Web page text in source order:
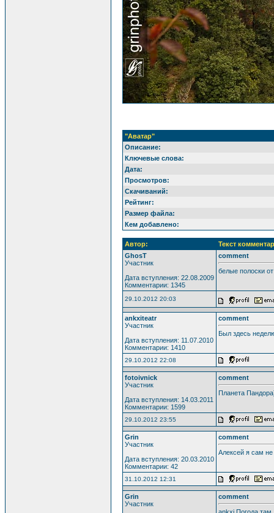
"Аватар"
Описание:
Ключевые слова:
Дата:
Просмотров:
Скачиваний:
Рейтинг:
Размер файла:
Кем добавлено:
Автор:
Текст
GhosT
Участник
Дата вступления: 22.08.2009
Комментарии: 1345
comment
белые полоски
29.10.2012 20:03
ankxiteatr
Участник
Дата вступления: 11.07.2010
Комментарии: 1410
comment
Был здесь
29.10.2012 22:08
fotoivnick
Участник
Дата вступления: 14.03.2011
Комментарии: 1599
comment
Планета
29.10.2012 23:55
Grin
Участник
Дата вступления: 20.03.2010
Комментарии: 42
comment
Алексей я сам
31.10.2012 12:31
Grin
Участник
comment